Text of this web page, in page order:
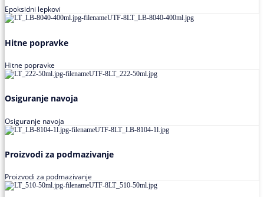
Epoksidni lepkovi
Hitne popravke
Hitne popravke
Osiguranje navoja
Osiguranje navoja
Proizvodi za podmazivanje
Proizvodi za podmazivanje